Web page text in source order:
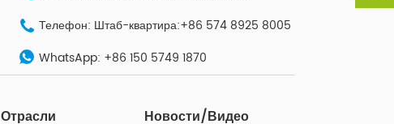
Телефон: Штаб-квартира:+86 574 8925 8005
WhatsApp: +86 150 5749 1870
Отрасли Новости/Видео